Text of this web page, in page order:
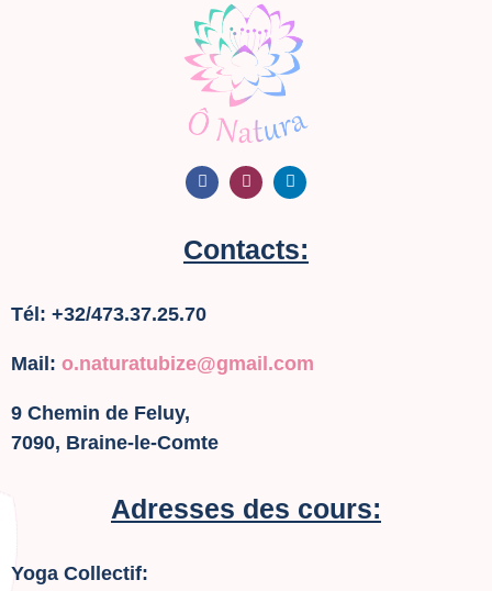
Contacts:
Tél: +32/473.37.25.70
Mail: o.naturatubize@gmail.com
9 Chemin de Feluy,
7090, Braine-le-Comte
Adresses des cours:
Yoga Collectif: